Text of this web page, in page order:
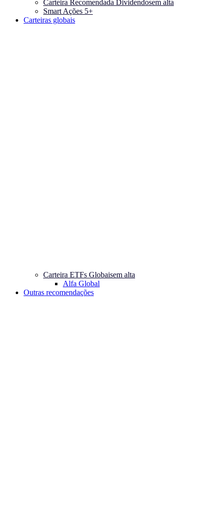
Carteira Recomendada Dividendosem alta
Smart Ações 5+
Carteiras globais
Carteira ETFs Globaisem alta
Alfa Global
Outras recomendações